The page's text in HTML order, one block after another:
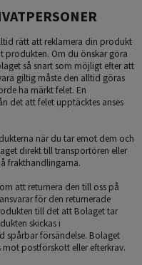
rätt att reklamera din produkt
produkten. Om du önskar göra
så snart som möjligt efter att
giltig måste den alltid göras
ha märkt felet. En
det att felet upptäcktes anses
när du tar emot dem och
direkt till transportören eller
frakthandlingarna.
att returnera den till oss på
för den returnerade
till det att Bolaget tar
skickas i
spårbar försändelse. Bolaget
postförskott eller efterkrav.